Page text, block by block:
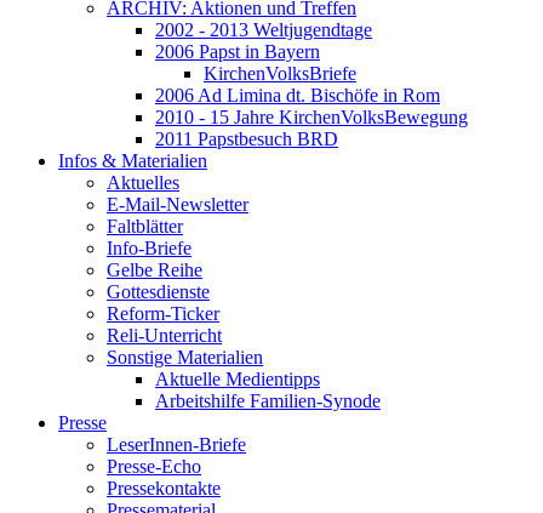
ARCHIV: Aktionen und Treffen
2002 - 2013 Weltjugendtage
2006 Papst in Bayern
KirchenVolksBriefe
2006 Ad Limina dt. Bischöfe in Rom
2010 - 15 Jahre KirchenVolksBewegung
2011 Papstbesuch BRD
Infos & Materialien
Aktuelles
E-Mail-Newsletter
Faltblätter
Info-Briefe
Gelbe Reihe
Gottesdienste
Reform-Ticker
Reli-Unterricht
Sonstige Materialien
Aktuelle Medientipps
Arbeitshilfe Familien-Synode
Presse
LeserInnen-Briefe
Presse-Echo
Pressekontakte